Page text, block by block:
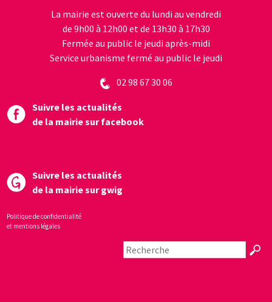
La mairie est ouverte du lundi au vendredi
de 9h00 à 12h00 et de 13h30 à 17h30
Fermée au public le jeudi après-midi
Service urbanisme fermé au public le jeudi
02 98 67 30 06
Suivre les actualités
de la mairie sur facebook
Suivre les actualités
de la mairie sur gwig
Politique de confidentialité
et mentions légales